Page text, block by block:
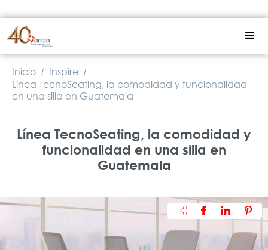
Inicio / Inspire /
Línea TecnoSeating, la comodidad y funcionalidad
en una silla en Guatemala
Línea TecnoSeating, la comodidad y
funcionalidad en una silla en
Guatemala